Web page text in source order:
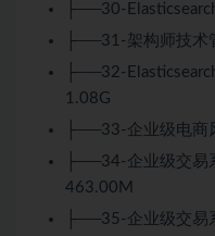
├──30-
├──31-架构师技术
├──32-
1.08G
├──33-企业级电商
├──34-企业级交易
463.00M
├──35-企业级交易